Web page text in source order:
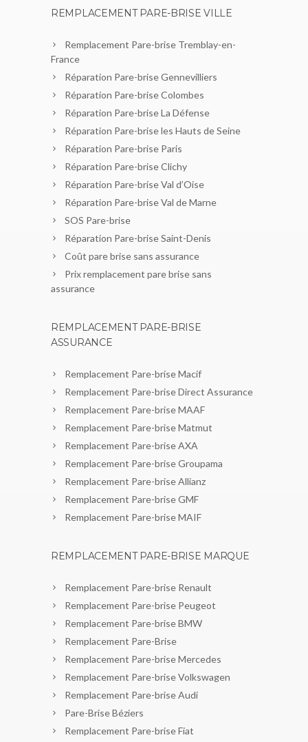
REMPLACEMENT PARE-BRISE VILLE
Remplacement Pare-brise Tremblay-en-
France
Réparation Pare-brise Gennevilliers
Réparation Pare-brise Colombes
Réparation Pare-brise La Défense
Réparation Pare-brise les Hauts de Seine
Réparation Pare-brise Paris
Réparation Pare-brise Clichy
Réparation Pare-brise Val d’Oise
Réparation Pare-brise Val de Marne
SOS Pare-brise
Réparation Pare-brise Saint-Denis
Coût pare brise sans assurance
Prix remplacement pare brise sans
assurance
REMPLACEMENT PARE-BRISE
ASSURANCE
Remplacement Pare-brise Macif
Remplacement Pare-brise Direct Assurance
Remplacement Pare-brise MAAF
Remplacement Pare-brise Matmut
Remplacement Pare-brise AXA
Remplacement Pare-brise Groupama
Remplacement Pare-brise Allianz
Remplacement Pare-brise GMF
Remplacement Pare-brise MAIF
REMPLACEMENT PARE-BRISE MARQUE
Remplacement Pare-brise Renault
Remplacement Pare-brise Peugeot
Remplacement Pare-brise BMW
Remplacement Pare-Brise
Remplacement Pare-brise Mercedes
Remplacement Pare-brise Volkswagen
Remplacement Pare-brise Audi
Pare-Brise Béziers
Remplacement Pare-brise Fiat